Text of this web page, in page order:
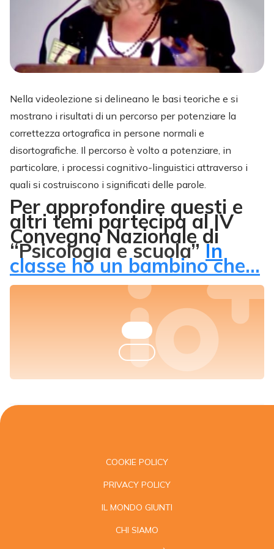
Nella videolezione si delineano le basi teoriche e si
mostrano i risultati di un percorso per potenziare la
correttezza ortografica in persone normali e
disortografiche. Il percorso è volto a potenziare, in
particolare, i processi cognitivo-linguistici attraverso i
quali si costruiscono i significati delle parole.
Per approfondire questi e
altri temi partecipa al IV
Convegno Nazionale di
“Psicologia e scuola”In
classe ho un bambino che...
COOKIE POLICY
PRIVACY POLICY
IL MONDO GIUNTI
CHI SIAMO